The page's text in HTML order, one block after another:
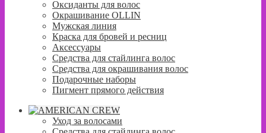
Оксиданты для волос
Окрашивание OLLIN
Мужская линия
Краска для бровей и ресниц
Аксессуары
Средства для стайлинга волос
Средства для окрашивания волос
Подарочные наборы
Пигмент прямого действия
Уход за волосами